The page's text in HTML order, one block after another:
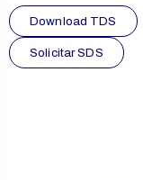
Download TDS
Solicitar SDS